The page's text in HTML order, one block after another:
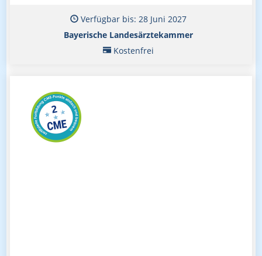
Verfügbar bis: 28 Juni 2027
Bayerische Landesärztekammer
Kostenfrei